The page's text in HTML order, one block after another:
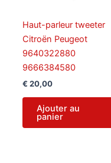
Haut-parleur tweeter
Citroën Peugeot
9640322880
9666384580
€ 20,00
Ajouter au
panier